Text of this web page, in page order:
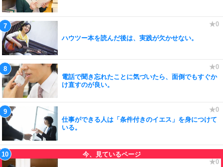
ハウツー本を読んだ後は、実践が欠かせない。
電話で聞き忘れたことに気づいたら、面倒でもすぐか
け直すのが良い。
仕事ができる人は「条件付きのイエス」を身につけて
いる。